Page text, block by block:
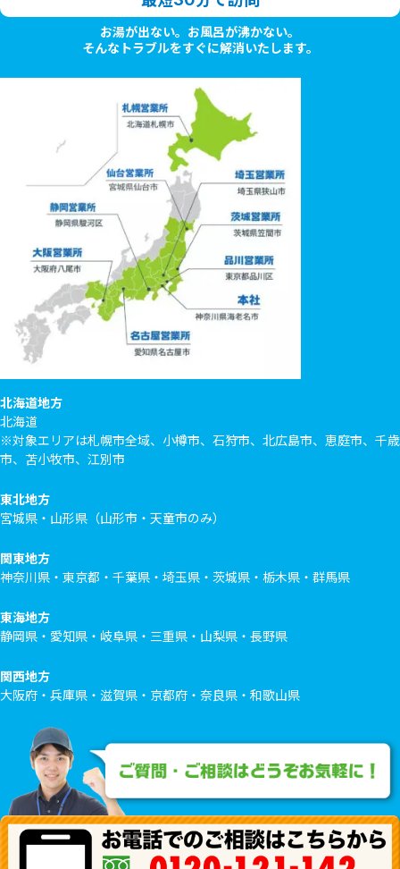
お湯が出ない。お風呂が沸かない。
そんなトラブルをすぐに解消いたします。
北海道地方
北海道
※対象エリアは札幌市全域、小樽市、石狩市、北広島市、恵庭市、千歳
市、苫小牧市、江別市
東北地方
宮城県・山形県（山形市・天童市のみ）
関東地方
神奈川県・東京都・千葉県・埼玉県・茨城県・栃木県・群馬県
東海地方
静岡県・愛知県・岐阜県・三重県・山梨県・長野県
関西地方
大阪府・兵庫県・滋賀県・京都府・奈良県・和歌山県